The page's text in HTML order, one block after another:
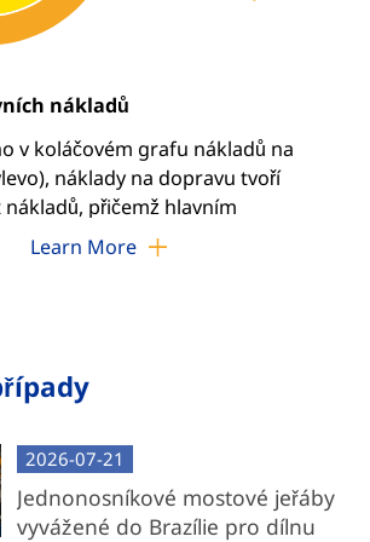
nákladů
v koláčovém grafu nákladů na
náklady na dopravu tvoří
přičemž hlavním
příčný nosník. Řešením tohoto
nabízíme dvě řešení šitá na
mostového jeřábu
příčný nosník, koncové
systémy a všechny
Learn More
2026-07-21
Jednonosníkové mostové jeřáby
vyvážené do Brazílie pro dílnu